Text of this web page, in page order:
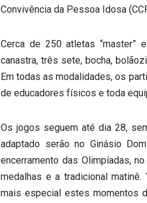
Convivência da Pessoa Idosa
Cerca de 250 atletas “master”
canastra, três sete, bocha,
Em todas as modalidades, os
de educadores físicos e toda
Os jogos seguem até dia 28,
adaptado serão no Ginásio
encerramento das Olimpíadas,
medalhas e a tradicional
mais especial estes momentos